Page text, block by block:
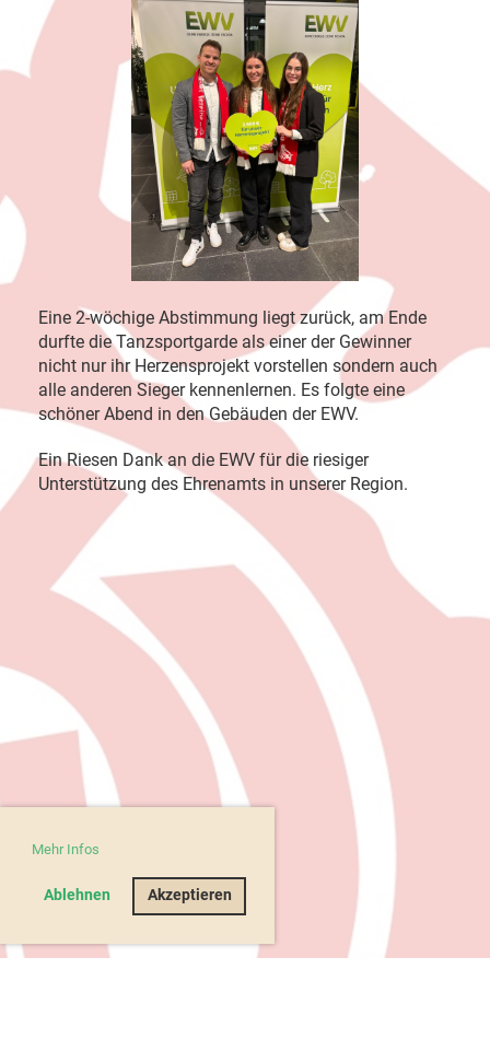
Mehr Infos
Ablehnen Akzeptieren
Eine 2-wöchige Abstimmung liegt zurück, am Ende
durfte die Tanzsportgarde als einer der Gewinner
nicht nur ihr Herzensprojekt vorstellen sondern auch
alle anderen Sieger kennenlernen. Es folgte eine
schöner Abend in den Gebäuden der EWV.
Ein Riesen Dank an die EWV für die riesiger
Unterstützung des Ehrenamts in unserer Region.